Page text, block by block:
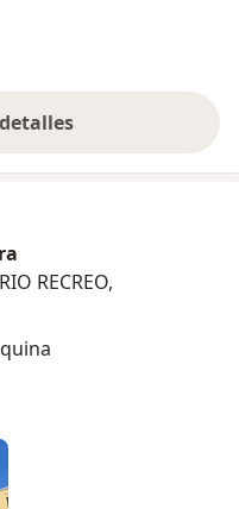
la experiencia
RECREO,